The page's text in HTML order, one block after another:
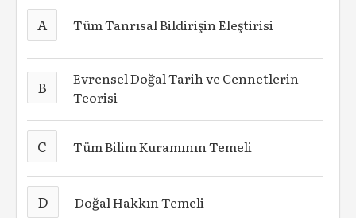
A Tüm Tanrısal Bildirişin Eleştirisi
B
Evrensel Doğal Tarih ve Cennetlerin
Teorisi
C Tüm Bilim Kuramının Temeli
D Doğal Hakkın Temeli